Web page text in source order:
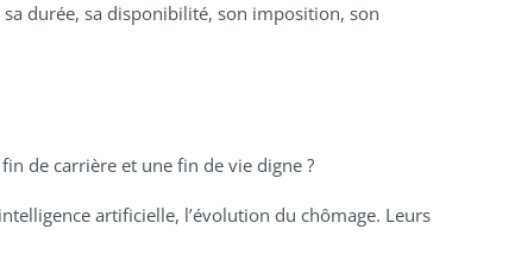
sa durée, sa disponibilité, son imposition, son
de carrière et une fin de vie digne ?
artificielle, l’évolution du chômage. Leurs